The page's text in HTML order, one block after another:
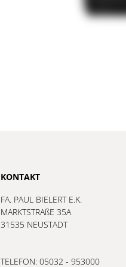
KONTAKT
FA. PAUL BIELERT E.K.
MARKTSTRAßE 35A
31535 NEUSTADT
TELEFON: 05032 - 953000